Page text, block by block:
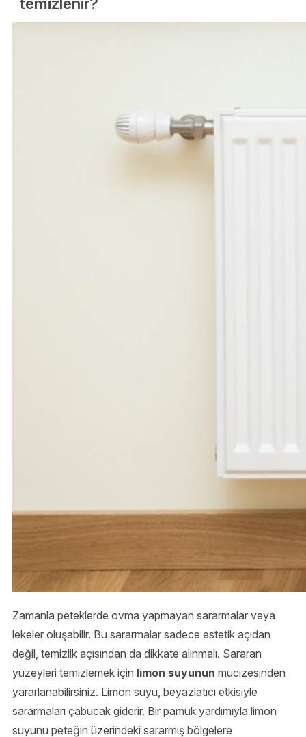
Zamanla peteklerde ovma yapmayan sararmalar veya
lekeler oluşabilir. Bu sararmalar sadece estetik açıdan
değil, temizlik açısından da dikkate alınmalı. Sararan
yüzeyleri temizlemek için limon suyunun mucizesinden
yararlanabilirsiniz. Limon suyu, beyazlatıcı etkisiyle
sararmaları çabucak giderir. Bir pamuk yardımıyla limon
suyunu peteğin üzerindeki sararmış bölgelere